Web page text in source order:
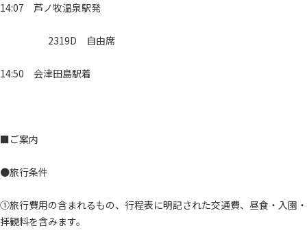
14:07 芦ノ牧温泉駅発
2319D 自由席
14:50 会津田島駅着
■ご案内
●旅行条件
①旅行費用の含まれるもの、行程表に明記された交通費、昼食・入園・
拝観料を含みます。